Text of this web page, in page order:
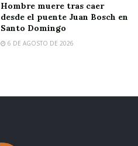
Hombre muere tras caer
desde el puente Juan Bosch en
Santo Domingo
6 DE AGOSTO DE 2026